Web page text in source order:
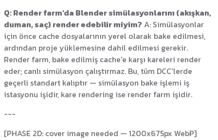
Q: Render farm'da Blender simülasyonlarını (akışkan,
duman, saç) render edebilir miyim? A: Simülasyonlar
için önce cache dosyalarının yerel olarak bake edilmesi,
ardından proje yüklemesine dahil edilmesi gerekir.
Render farm, bake edilmiş cache'e karşı kareleri render
eder; canlı simülasyon çalıştırmaz. Bu, tüm DCC'lerde
geçerli standart kalıptır — simülasyon bake işlemi iş
istasyonu işidir, kare rendering ise render farm işidir.
---
[PHASE 2D: cover image needed — 1200x675px WebP]